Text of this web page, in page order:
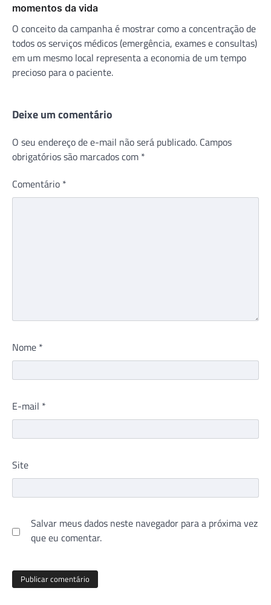
momentos da vida
O conceito da campanha é mostrar como a concentração de
todos os serviços médicos (emergência, exames e consultas)
em um mesmo local representa a economia de um tempo
precioso para o paciente.
Deixe um comentário
O seu endereço de e-mail não será publicado. Campos
obrigatórios são marcados com *
Comentário *
Nome *
E-mail *
Site
Salvar meus dados neste navegador para a próxima vez
que eu comentar.